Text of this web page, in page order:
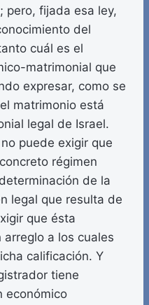
pero, fijada esa ley,
del
cuál es el
matrimonial que
expresar, como se
matrimonio está
legal de Israel.
puede exigir que
régimen
de la
legal que resulta de
que ésta
a los cuales
calificación. Y
tiene
económico